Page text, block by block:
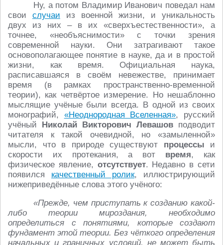
Ну, а потом Владимир Иванович поведал нам
свои случаи из военной жизни, и уникальность
двух из них – в их «сверхъестественности», а
точнее, «необъяснимости» с точки зрения
современной науки. Они затрагивают такое
основополагающее понятие в науке, да и в простой
жизни, как время. Официальная наука,
расписавшаяся в своём невежестве, принимает
время (в рамках пространственно-временной
теории), как четвёртое измерение. Но нешаблонно
мыслящие учёные были всегда. В одной из своих
монографий, «Неоднородная Вселенная», русский
учёный Николай Викторович Левашов подводит
читателя к такой очевидной, но «замыленной»
мысли, что в природе существуют процессы и
скорости их протекания, а вот время, как
физическое явление, отсутствует. Недавно в сети
появился качественный ролик, иллюстрирующий
нижеприведённые слова этого учёного:
«Прежде, чем приступать к созданию какой-
либо теории мироздания, необходимо
определиться с понятиями, которые создают
фундамент этой теории. Без чёткого определения
начальных и граничных условий, не может быть